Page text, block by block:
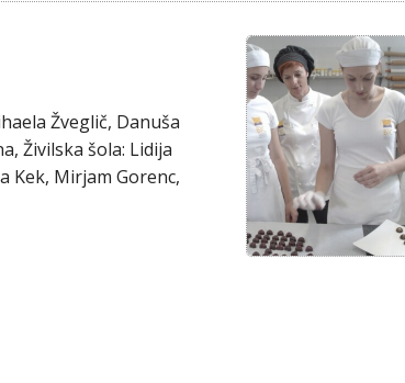
Žveglič, Danuša
Živilska šola: Lidija
Kek, Mirjam Gorenc,